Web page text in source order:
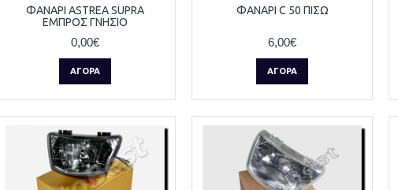
ΦΑΝΑΡΙ ASTREA SUPRA
ΕΜΠΡΟΣ ΓΝΗΣΙΟ
0,00€
ΑΓΟΡΆ
ΦΑΝΑΡΙ C 50 ΠΙΣΩ
6,00€
ΑΓΟΡΆ